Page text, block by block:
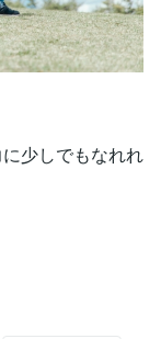
少しでもなれれ